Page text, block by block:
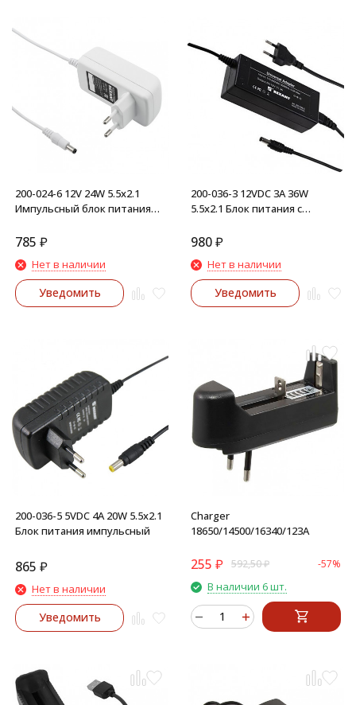
200-024-6 12V 24W 5.5х2.1
Импульсный блок питания
785 ₽
Нет в наличии
Уведомить
200-036-3 12VDC 3А 36W
5.5х2.1 Блок питания с
980₽
Нет в наличии
Уведомить
200-036-5 5VDC 4А 20W 5.5х2.1
Блок питания импульсный
865 ₽
Нет в наличии
Уведомить
Charger
18650/14500/16340/123A
255 ₽ 592,50₽ -57%
В наличии 6 шт.